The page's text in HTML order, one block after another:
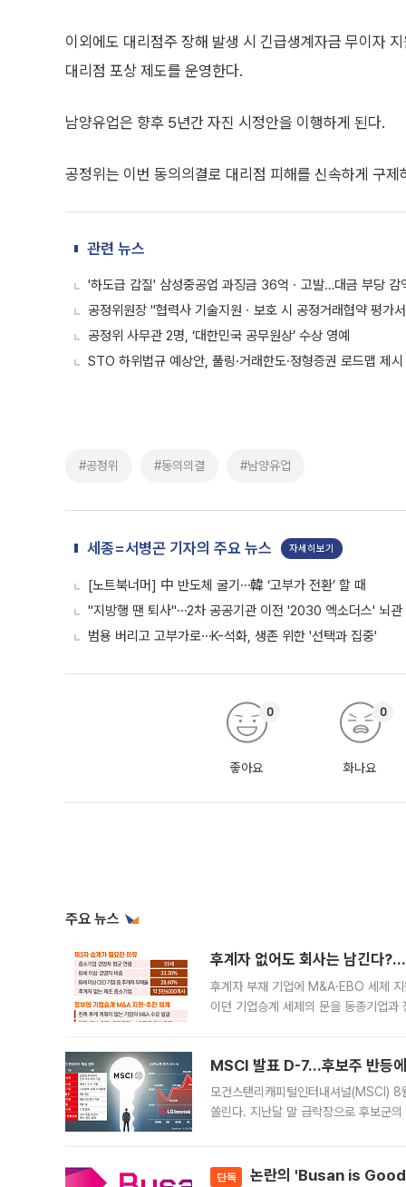
이외에도 대리점주 장해 발생 시 긴급생계자금 무이자
대리점 포상 제도를 운영한다.
남양유업은 향후 5년간 자진 시정안을 이행하게 된다.
공정위는 이번 동의의결로 대리점 피해를 신속하게 구
관련 뉴스
'하도급 갑질' 삼성중공업 과징금 36억ㆍ고발…대금 부당 감
공정위원장 "협력사 기술지원ㆍ보호 시 공정거래협약 평가
공정위 사무관 2명, ‘대한민국 공무원상’ 수상 영예
STO 하위법규 예상안, 풀링·거래한도·정형증권 로드맵 제시
#공정위 #동의의결 #남양유업
세종=서병곤 기자의 주요 뉴스 자세히보기
[노트북너머] 中 반도체 굴기⋯韓 ‘고부가 전환’ 할 때
"지방행 땐 퇴사"⋯2차 공공기관 이전 '2030 엑소더스' 뇌관
범용 버리고 고부가로⋯K-석화, 생존 위한 '선택과 집중'
좋아요
0
화나요
0
주요 뉴스
후계자 없어도 회사는 남긴다
후계자 부재 기업에 M&A·EBO 세제
이던 기업승계 세제의 문을 동종기업
MSCI 발표 D-7…후보주 반등
모건스탠리캐피털인터내셔널(MSCI)
쏠린다. 지난달 말 급락장으로 후보군
단독 논란의 'Busan is